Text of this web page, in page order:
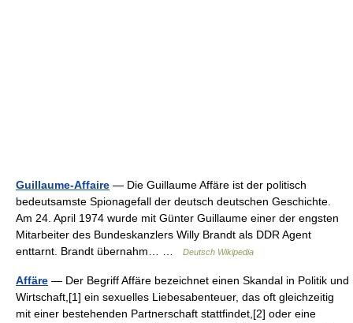
Guillaume-Affaire — Die Guillaume Affäre ist der politisch
bedeutsamste Spionagefall der deutsch deutschen Geschichte.
Am 24. April 1974 wurde mit Günter Guillaume einer der engsten
Mitarbeiter des Bundeskanzlers Willy Brandt als DDR Agent
enttarnt. Brandt übernahm… …
Deutsch Wikipedia
Affäre — Der Begriff Affäre bezeichnet einen Skandal in Politik und
Wirtschaft,[1] ein sexuelles Liebesabenteuer, das oft gleichzeitig
mit einer bestehenden Partnerschaft stattfindet,[2] oder eine